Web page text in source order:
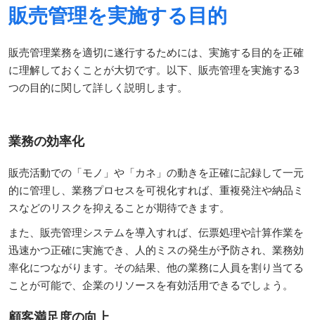
販売管理を実施する目的
販売管理業務を適切に遂行するためには、実施する目的を正確
に理解しておくことが大切です。以下、販売管理を実施する3
つの目的に関して詳しく説明します。
業務の効率化
販売活動での「モノ」や「カネ」の動きを正確に記録して一元
的に管理し、業務プロセスを可視化すれば、重複発注や納品ミ
スなどのリスクを抑えることが期待できます。
また、販売管理システムを導入すれば、伝票処理や計算作業を
迅速かつ正確に実施でき、人的ミスの発生が予防され、業務効
率化につながります。その結果、他の業務に人員を割り当てる
ことが可能で、企業のリソースを有効活用できるでしょう。
顧客満足度の向上